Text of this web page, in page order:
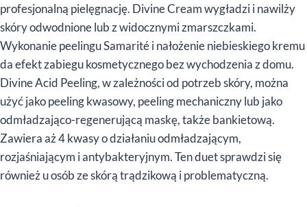
profesjonalną pielęgnację. Divine Cream wygładzi i nawilży
skóry odwodnione lub z widocznymi zmarszczkami.
Wykonanie peelingu Samarité i nałożenie niebieskiego kremu
da efekt zabiegu kosmetycznego bez wychodzenia z domu.
Divine Acid Peeling, w zależności od potrzeb skóry, można
użyć jako peeling kwasowy, peeling mechaniczny lub jako
odmładzająco-regenerującą maskę, także bankietową.
Zawiera aż 4 kwasy o działaniu odmładzającym,
rozjaśniającym i antybakteryjnym. Ten duet sprawdzi się
również u osób ze skórą trądzikową i problematyczną.